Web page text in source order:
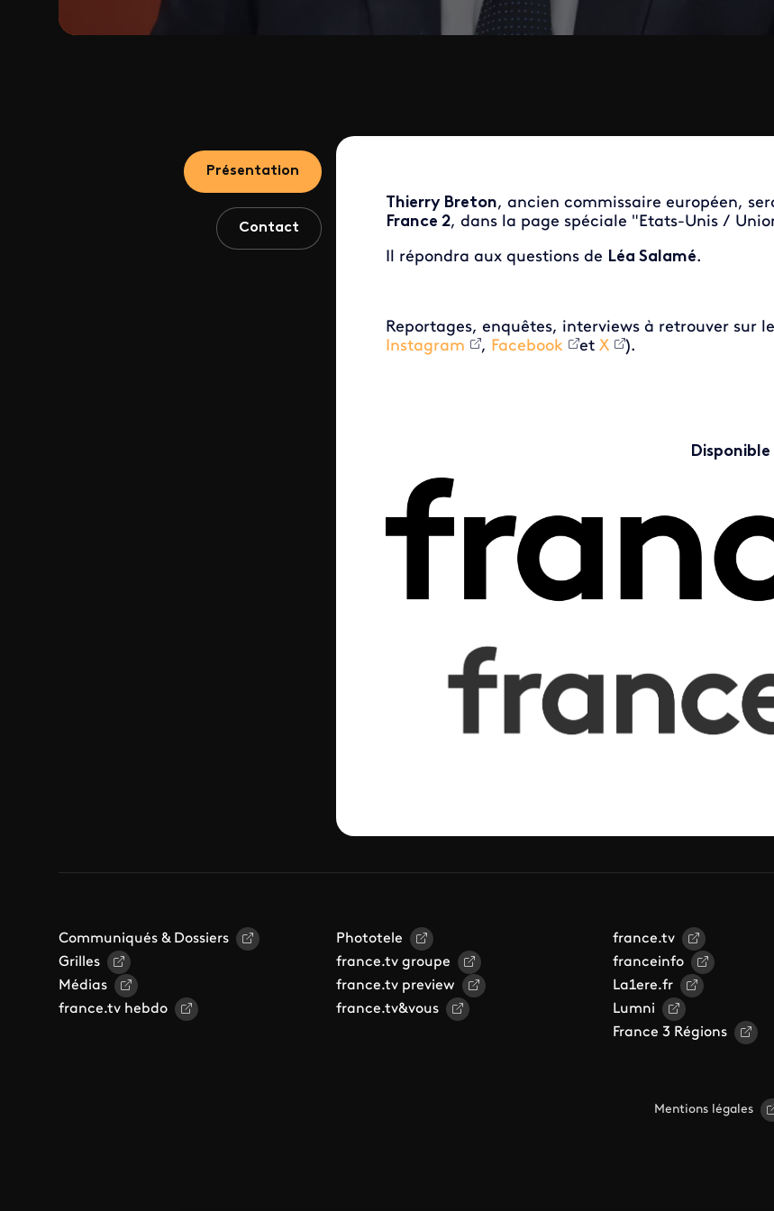
Présentation
Contact
Thierry Breton, ancien commissaire européen,
France 2, dans la page spéciale "Etats-Unis /
Il répondra aux questions de Léa Salamé.
Reportages, enquêtes, interviews à retrouver sur
Instagram
, Facebook et X ).
Disponible
Communiqués & Dossiers
Grilles
Médias
france.tv hebdo
Phototele
france.tv groupe
france.tv preview
france.tv&vous
france.tv
franceinfo
La1ere.fr
Lumni
France 3 Régions
Mentions légales